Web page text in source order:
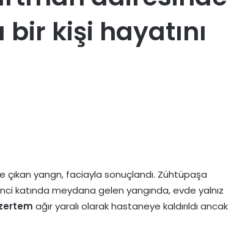
kişi hayatını
yangn, faciayla sonuçlandı. Zühtüpaşa
katında meydana gelen yangında, evde yalnız
ağır yaralı olarak hastaneye kaldırıldı ancak